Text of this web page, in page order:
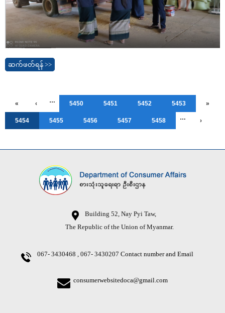
ဆက်ဖတ်ရန် >>
« ‹ … 5450 5451 5452 5453
5454 5455 5456 5457 5458 … ›
»
Building 52, Nay Pyi Taw,
The Republic of the Union of Myanmar.
067- 3430468 , 067- 3430207 Contact number and Email
consumerwebsitedoca@gmail.com